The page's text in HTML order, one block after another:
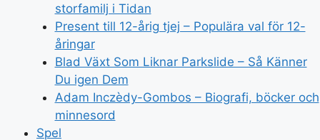
storfamilj i Tidan
Present till 12-årig tjej – Populära val för 12-
åringar
Blad Växt Som Liknar Parkslide – Så Känner
Du igen Dem
Adam Inczèdy-Gombos – Biografi, böcker och
minnesord
Spel